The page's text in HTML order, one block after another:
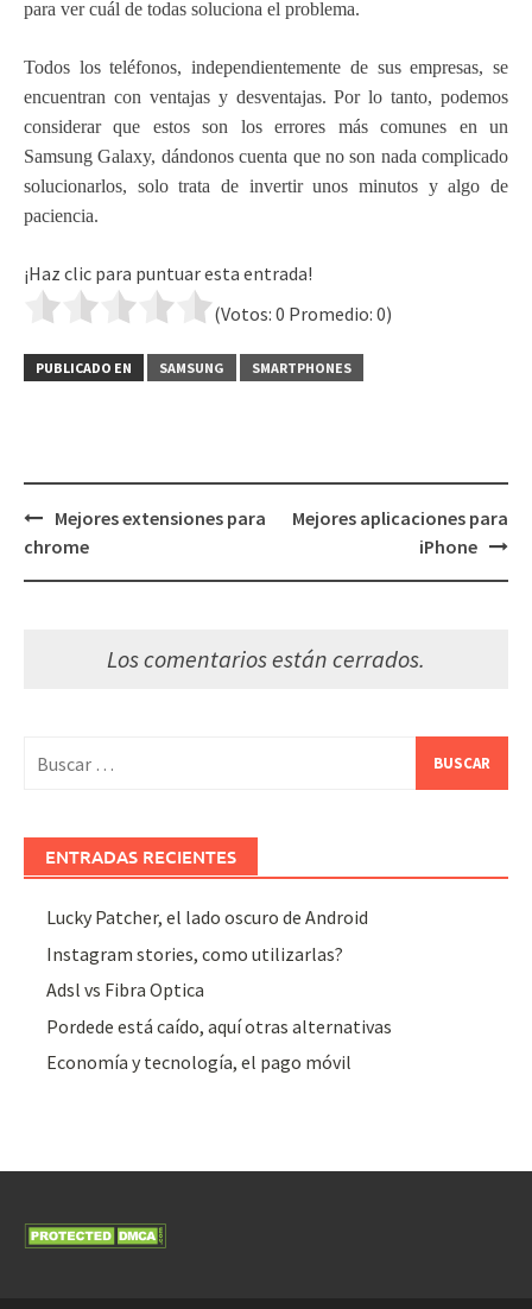
para ver cuál de todas soluciona el problema.
Todos los teléfonos, independientemente de sus empresas, se
encuentran con ventajas y desventajas. Por lo tanto, podemos
considerar que estos son los errores más comunes en un
Samsung Galaxy, dándonos cuenta que no son nada complicado
solucionarlos, solo trata de invertir unos minutos y algo de
paciencia.
¡Haz clic para puntuar esta entrada!
(Votos: 0 Promedio: 0)
PUBLICADO EN SAMSUNG SMARTPHONES
Navegación
de
Mejores extensiones para
chrome
Mejores aplicaciones para
iPhone
Los comentarios están cerrados.
ENTRADAS RECIENTES
Lucky Patcher, el lado oscuro de Android
Instagram stories, como utilizarlas?
Adsl vs Fibra Optica
Pordede está caído, aquí otras alternativas
Economía y tecnología, el pago móvil